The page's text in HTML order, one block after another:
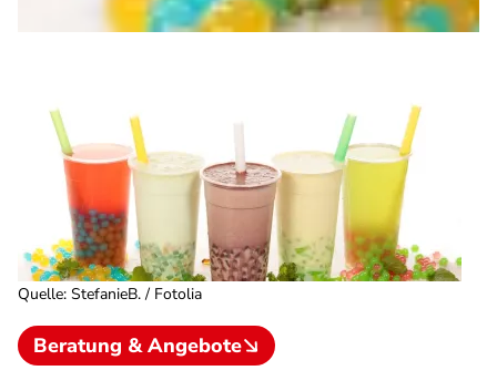
Quelle: StefanieB. / Fotolia
Beratung & Angebote